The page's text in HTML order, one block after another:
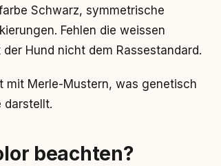
Schwarz, symmetrische
Fehlen die weissen
Hund nicht dem Rassestandard.
mit Merle-Mustern, was genetisch
darstellt.
beachten?